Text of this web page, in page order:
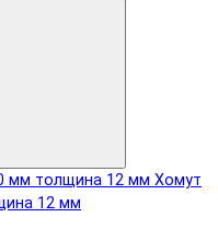
Хомут
12 мм